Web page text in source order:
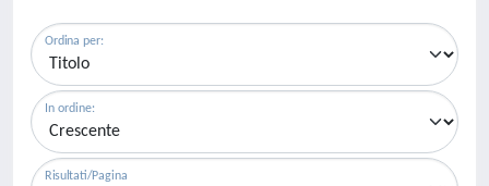
Ordina per:
In ordine:
Risultati/Pagina